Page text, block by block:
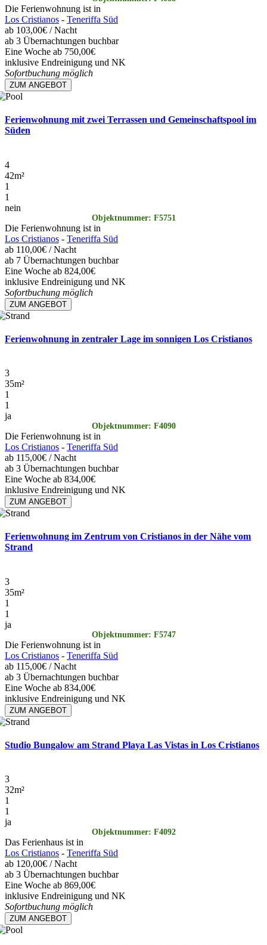
Die Ferienwohnung ist in
Los Cristianos - Teneriffa Süd
ab 103,00€ / Nacht
ab 3 Übernachtungen buchbar
Eine Woche ab 750,00€
inklusive Endreinigung und NK
Sofortbuchung möglich
ZUM ANGEBOT
Ferienwohnung mit zwei Terrassen und Gemeinschaftspool im
Süden
4
42m²
1
1
nein
Objektnummer: F5751
Die Ferienwohnung ist in
Los Cristianos - Teneriffa Süd
ab 110,00€ / Nacht
ab 7 Übernachtungen buchbar
Eine Woche ab 824,00€
inklusive Endreinigung und NK
Sofortbuchung möglich
ZUM ANGEBOT
Ferienwohnung in zentraler Lage im sonnigen Los Cristianos
3
35m²
1
1
ja
Objektnummer: F4090
Die Ferienwohnung ist in
Los Cristianos - Teneriffa Süd
ab 115,00€ / Nacht
ab 3 Übernachtungen buchbar
Eine Woche ab 834,00€
inklusive Endreinigung und NK
ZUM ANGEBOT
Ferienwohnung im Zentrum von Cristianos in der Nähe vom
Strand
3
35m²
1
1
ja
Objektnummer: F5747
Die Ferienwohnung ist in
Los Cristianos - Teneriffa Süd
ab 115,00€ / Nacht
ab 3 Übernachtungen buchbar
Eine Woche ab 834,00€
inklusive Endreinigung und NK
ZUM ANGEBOT
Studio Bungalow am Strand Playa Las Vistas in Los Cristianos
3
32m²
1
1
ja
Objektnummer: F4092
Das Ferienhaus ist in
Los Cristianos - Teneriffa Süd
ab 120,00€ / Nacht
ab 3 Übernachtungen buchbar
Eine Woche ab 869,00€
inklusive Endreinigung und NK
Sofortbuchung möglich
ZUM ANGEBOT